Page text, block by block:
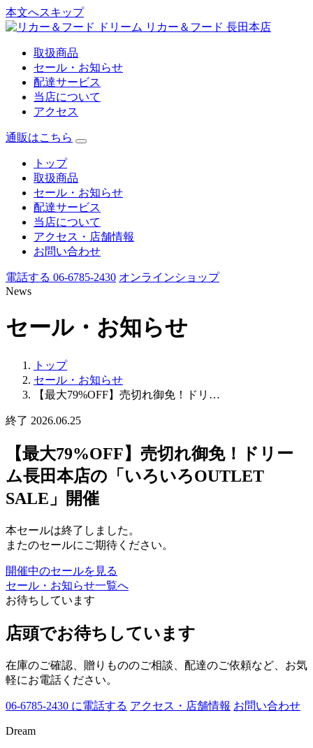
本文へスキップ
リカー＆フード 長田本店
取扱商品
セール・お知らせ
配達サービス
当店について
アクセス
通販はこちら
トップ
取扱商品
セール・お知らせ
配達サービス
当店について
アクセス・店舗情報
お問い合わせ
電話する 06-6785-2430 オンラインショップ
News
セール・お知らせ
トップ
セール・お知らせ
【最大79%OFF】売切れ御免！ドリ…
終了 2026.06.25
【最大79%OFF】売切れ御免！ドリー
ム長田本店の「いろいろOUTLET
SALE」開催
本セールは終了しました。
またのセールにご期待ください。
開催中のセールを見る
セール・お知らせ一覧へ
お待ちしています
店頭でお待ちしています
在庫のご確認、贈りもののご相談、配達のご依頼など、お気
軽にお電話ください。
06-6785-2430 に電話する アクセス・店舗情報 お問い合わせ
Dream